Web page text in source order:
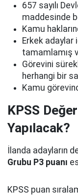
657 sayılı
maddesinde
Kamu
Erkek
tamamlamış
Görevini
herhangi bir
Kamu
KPSS
Yapılacak?
İlanda adayların
Grubu P3 puanı
KPSS puan